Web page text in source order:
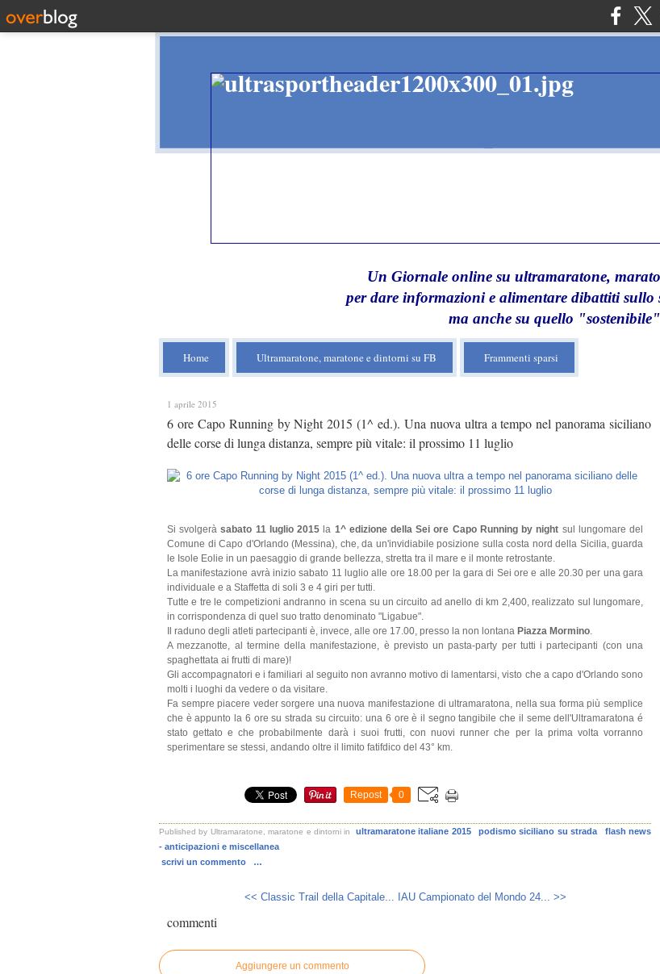
Un Giornale online su ultramaratone,
per dare informazioni e alimentare dibattiti sullo
ma anche su quello "sostenibile"
Home Ultramaratone, maratone e dintorni su FB Frammenti sparsi
1 aprile 2015
6 ore Capo Running by Night 2015 (1^ ed.). Una nuova ultra a tempo nel panorama siciliano
delle corse di lunga distanza, sempre più vitale: il prossimo 11 luglio
Si svolgeràsabato 11 luglio 2015 la 1^ edizione della Sei ore Capo Running by night sul
lungomare del
Comune di Capo d'Orlando (Messina), che, da un'invidiabile posizione sulla costa nord della Sicilia, guarda
le Isole Eolie in un paesaggio di grande bellezza, stretta tra il mare e il monte retrostante.
La manifestazione avrà inizio sabato 11 luglio alle ore 18.00 per la gara di Sei ore e alle 20.30 per una gara
individuale e a Staffetta di soli 3 e 4 giri per tutti.
Tutte e tre le competizioni andranno in scena su un circuito ad anello di km 2,400, realizzato sul lungomare,
in corrispondenza di quel suo tratto denominato "Ligabue".
Il raduno degli atleti partecipanti è, invece, alle ore 17.00, presso la non lontana Piazza Mormino.
A mezzanotte, al termine della manifestazione, è previsto un pasta-party per tutti i partecipanti (con una
spaghettata ai frutti di mare)!
Gli accompagnatori e i familiari al seguito non avranno motivo di lamentarsi, visto che a capo d'Orlando sono
molti i luoghi da vedere o da visitare.
Fa sempre piacere veder sorgere una nuova manifestazione di ultramaratona, nella sua forma più semplice
che è appunto la 6 ore su strada su circuito: una 6 ore è il segno tangibile che il seme dell'Ultramaratona é
stato gettato e che probabilmente darà i suoi frutti, con nuovi runner che per la prima volta vorranno
sperimentare se stessi, andando oltre il limito fatifdico del 43° km.
Repost 0
Published by Ultramaratone, maratone e dintorni in ultramaratone italiane 2015 podismo siciliano su strada
flash news
- anticipazioni e miscellanea
scrivi un commento
…
<< Classic Trail della Capitale... IAU Campionato del Mondo 24... >>
commenti
Aggiungere un commento